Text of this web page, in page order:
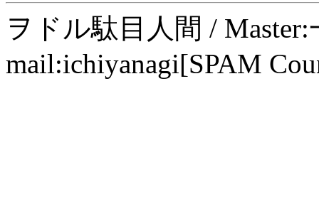
ヲドル駄目人間 /
mail:ichiyanagi[SPAM